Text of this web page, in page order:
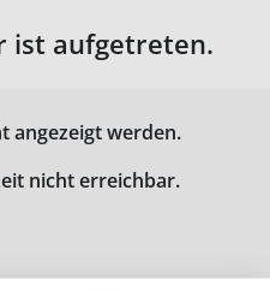
ist aufgetreten.
angezeigt werden.
nicht erreichbar.